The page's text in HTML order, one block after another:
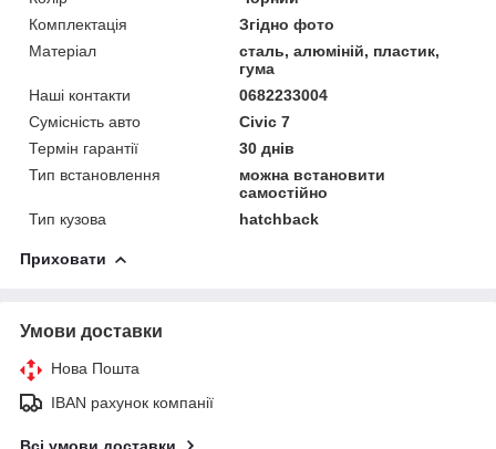
Комплектація
Згідно фото
Матеріал
сталь, алюміній, пластик,
гума
Наші контакти
0682233004
Сумісність авто
Civic 7
Термін гарантії
30 днів
Тип встановлення
можна встановити
самостійно
Тип кузова
hatchback
Приховати
Умови доставки
Нова Пошта
IBAN рахунок компанії
Всі умови доставки